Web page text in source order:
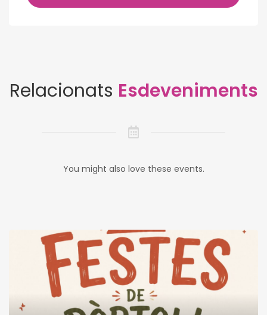
Relacionats Esdeveniments
You might also love these events.